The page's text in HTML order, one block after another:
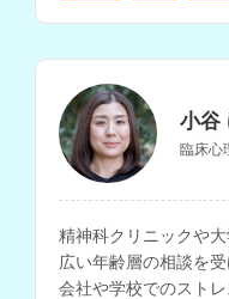
小谷
臨床心
精神科クリニックや
広い年齢層の相談を
会社や学校でのスト